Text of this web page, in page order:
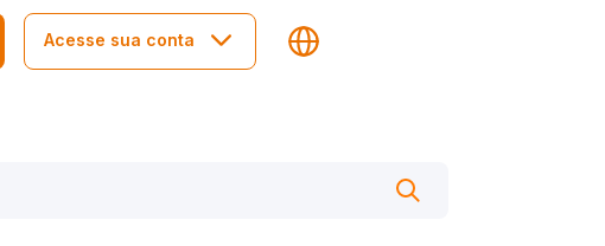
Acesse sua conta